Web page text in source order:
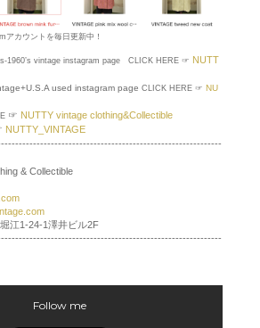
カウントを毎日更新中！
1960’s vintage instagram page CLICK HERE ☞ NUTT
used instagram pageCLICK HERE ☞NU
☞ NUTTY vintage clothing&Collectible
NUTTY_VINTAGE
& Collectible
江1-24-1澤井ビル2F
Follow me